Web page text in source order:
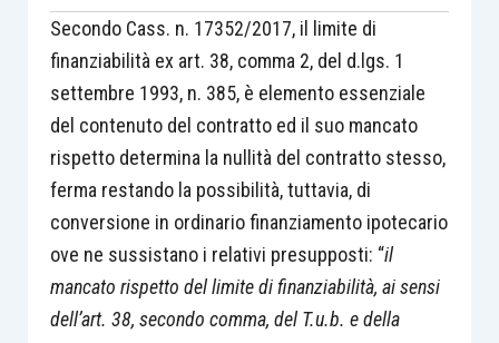
Secondo Cass. n. 17352/2017, il limite di
finanziabilità ex art. 38, comma 2, del d.lgs. 1
settembre 1993, n. 385, è elemento essenziale
del contenuto del contratto ed il suo mancato
rispetto determina la nullità del contratto stesso,
ferma restando la possibilità, tuttavia, di
conversione in ordinario finanziamento ipotecario
ove ne sussistano i relativi presupposti: “il
mancato rispetto del limite di finanziabilità, ai sensi
dell’art. 38, secondo comma, del T.u.b. e della